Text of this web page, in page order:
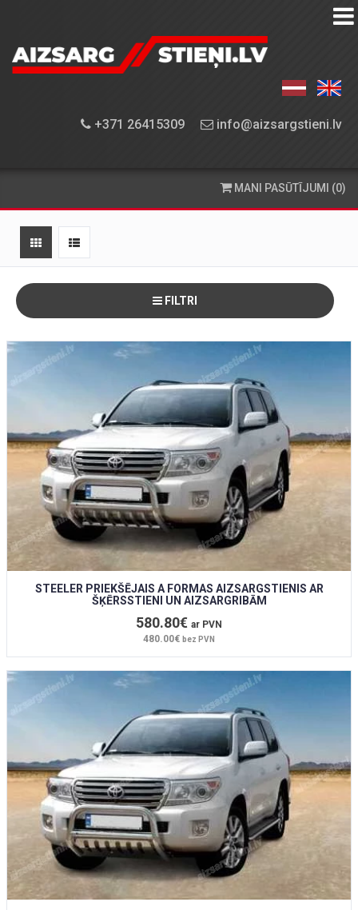
+371 26415309 info@aizsargstieni.lv
AIZSARGSTIEŅU
APRĪKOJUMA
PIEGĀDE
KONTAKTINFORMĀCIJA
MANI PASŪTĪJUMI (0)
FILTRI
STEELER PRIEKŠĒJAIS A FORMAS AIZSARGSTIENIS AR
ŠĶĒRSSTIENI UN AIZSARGRIBĀM
580.80€ ar PVN
480.00€ bez PVN